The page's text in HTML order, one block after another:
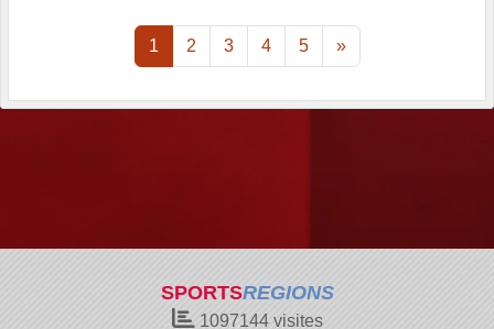
1 2 3 4 5 »
SPORTSREGIONS
1097144visites